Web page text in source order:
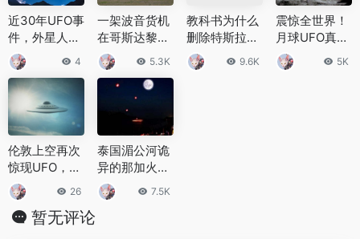
近30年UFO事
件，外星人竟
一直在我们身
边？
4
一架波音货机
在哥斯达黎加
机场紧急迫降
后损毁，机身
断成两截
5.3K
教科书为什么
删除特斯拉？
波及到美国财
团和国家利益
9.6K
震惊全世界！
月球UFO真实
基地照片外泄
是真的吗？
5K
伦敦上空再次
惊现UFO，外
星人入侵到底
有没有？
26
泰国湄公河诡
异的那加火球
揭秘，成千上
万火球从水里
7.5K
暂无评论